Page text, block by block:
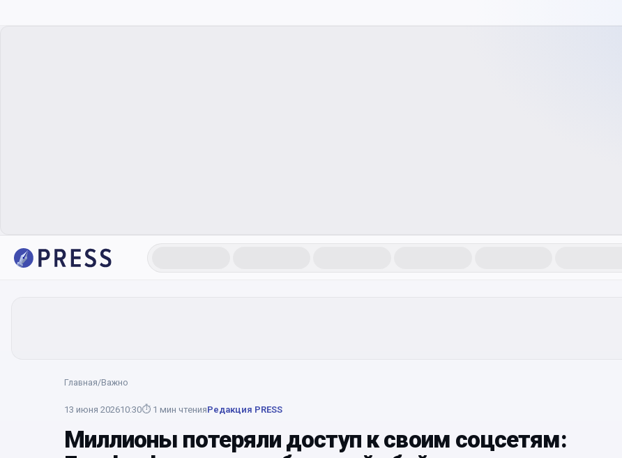
Главная/Важно
13 июня 202610:30⏱ 1 мин чтенияРедакция PRESS
Миллионы потеряли доступ к своим соцсетям: